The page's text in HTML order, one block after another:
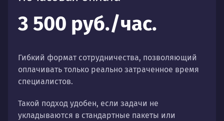
3 500 руб./час.
Гибкий формат сотрудничества, позволяющий
оплачивать только реально затраченное время
специалистов.
Такой подход удобен, если задачи не
укладываются в стандартные пакеты или